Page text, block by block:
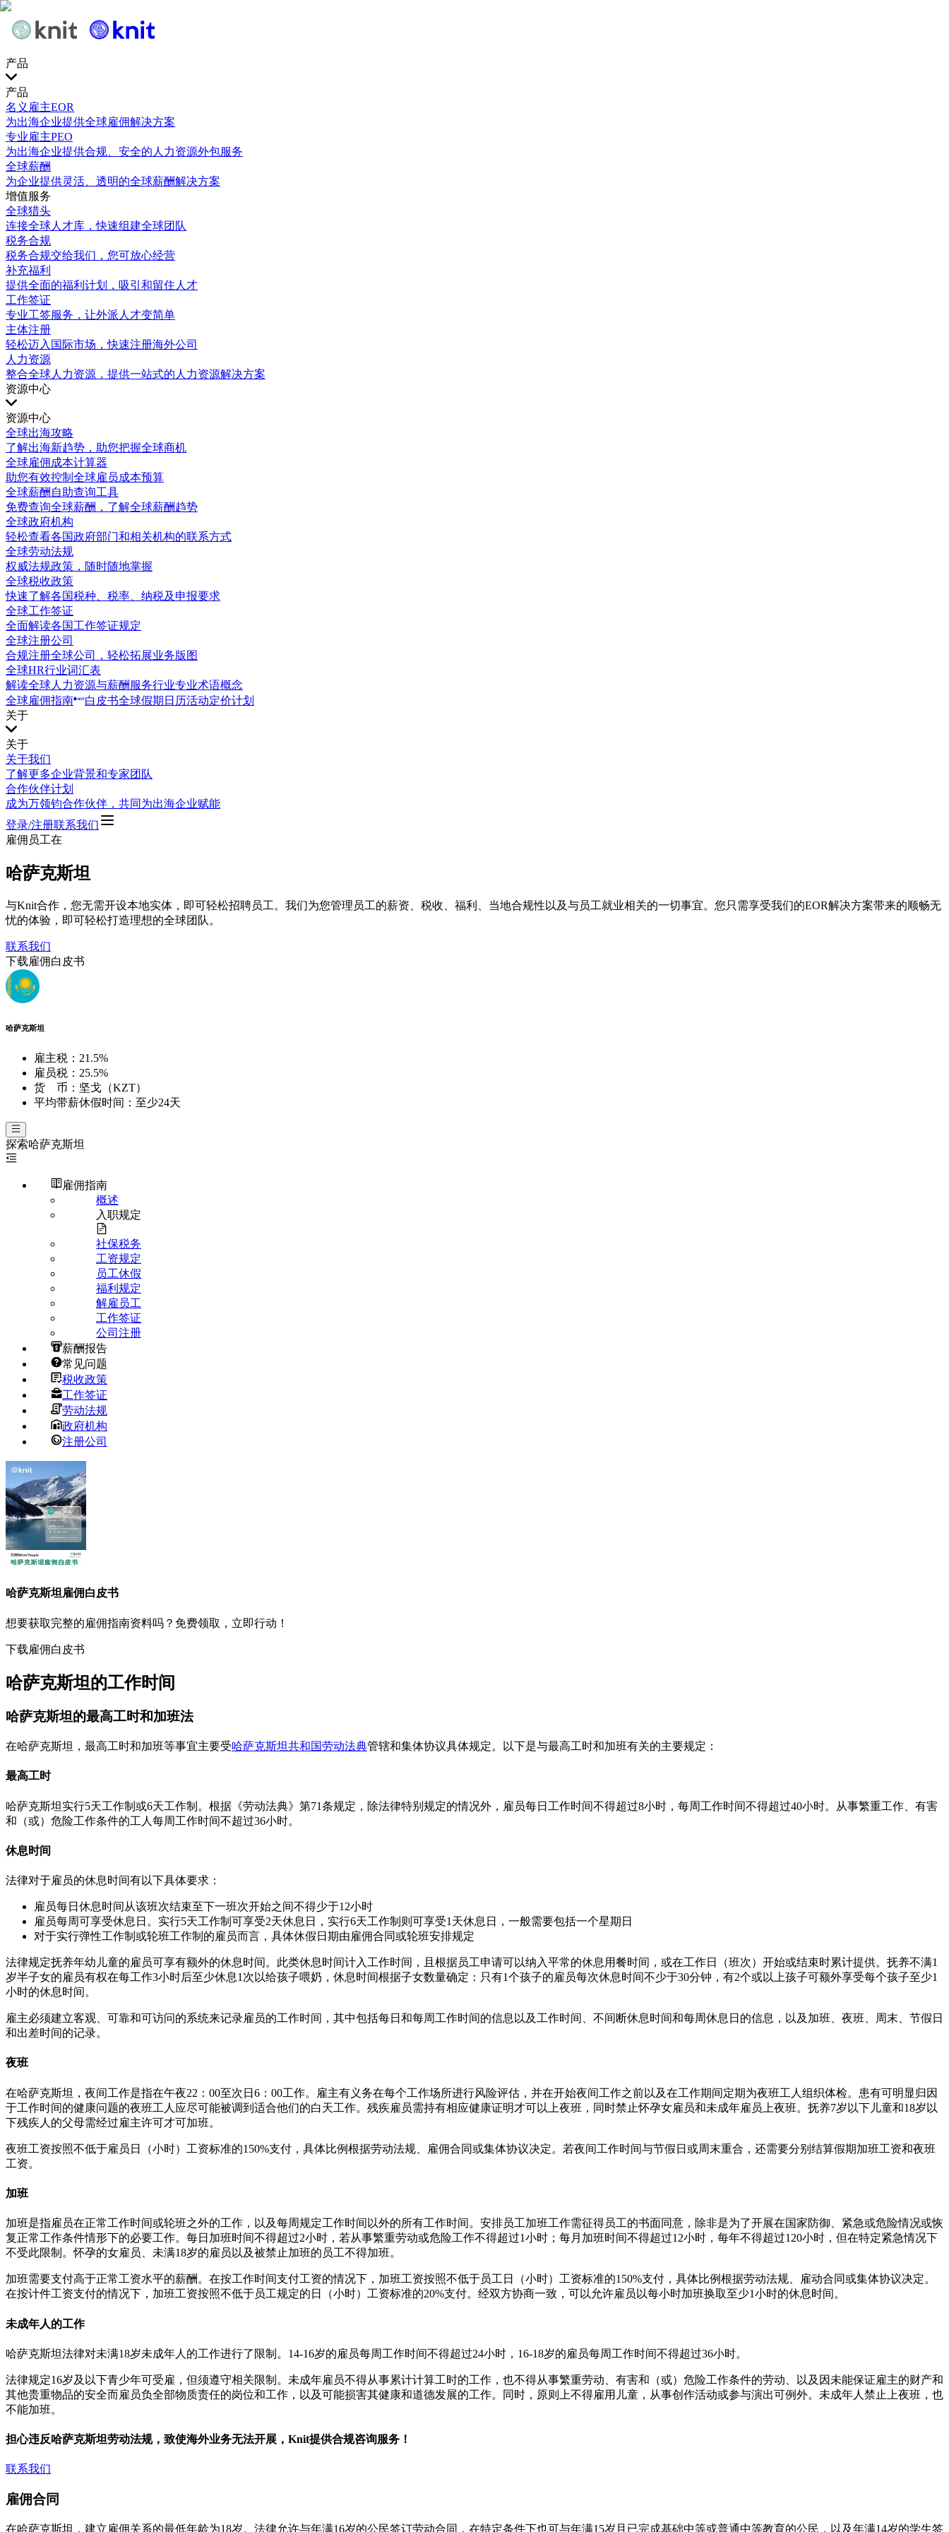
产品
产品
名义雇主EOR
为出海企业提供全球雇佣解决方案
专业雇主PEO
为出海企业提供合规、安全的人力资源外包服务
全球薪酬
为企业提供灵活、透明的全球薪酬解决方案
增值服务
全球猎头
连接全球人才库，快速组建全球团队
税务合规
税务合规交给我们，您可放心经营
补充福利
提供全面的福利计划，吸引和留住人才
工作签证
专业工签服务，让外派人才变简单
主体注册
轻松迈入国际市场，快速注册海外公司
人力资源
整合全球人力资源，提供一站式的人力资源解决方案
资源中心
资源中心
全球出海攻略
了解出海新趋势，助您把握全球商机
全球雇佣成本计算器
助您有效控制全球雇员成本预算
全球薪酬自助查询工具
免费查询全球薪酬，了解全球薪酬趋势
全球政府机构
轻松查看各国政府部门和相关机构的联系方式
全球劳动法规
权威法规政策，随时随地掌握
全球税收政策
快速了解各国税种、税率、纳税及申报要求
全球工作签证
全面解读各国工作签证规定
全球注册公司
合规注册全球公司，轻松拓展业务版图
全球HR行业词汇表
解读全球人力资源与薪酬服务行业专业术语概念
全球雇佣指南
白皮书全球假期日历活动定价计划
关于
关于
关于我们
了解更多企业背景和专家团队
合作伙伴计划
成为万领钧合作伙伴，共同为出海企业赋能
登录/注册联系我们
雇佣员工在
哈萨克斯坦
与Knit合作，您无需开设本地实体，即可轻松招聘员工。我们为您管理员工的薪资、税收、福利、当地合规性以及与员工就业相关的一切事宜。您只需享受我们的EOR解决方案带来的顺畅无
忧的体验，即可轻松打造理想的全球团队。
联系我们
下载雇佣白皮书
哈萨克斯坦
雇主税： 21.5%
雇员税： 25.5%
货 币： 坚戈（KZT）
平均带薪休假时间： 至少24天
探索哈萨克斯坦
雇佣指南
概述
入职规定
社保税务
工资规定
员工休假
福利规定
解雇员工
工作签证
公司注册
薪酬报告
常见问题
税收政策
工作签证
劳动法规
政府机构
注册公司
哈萨克斯坦 雇佣白皮书
想要获取完整的雇佣指南资料吗？免费领取，立即行动！
下载雇佣白皮书
哈萨克斯坦的工作时间
哈萨克斯坦的最高工时和加班法
在哈萨克斯坦，最高工时和加班等事宜主要受哈萨克斯坦共和国劳动法典管辖和集体协议具体规定。以下是与最高工时和加班有关的主要规定：
最高工时
哈萨克斯坦实行5天工作制或6天工作制。根据《劳动法典》第71条规定，除法律特别规定的情况外，雇员每日工作时间不得超过8小时，每周工作时间不得超过40小时。从事繁重工作、有害
和（或）危险工作条件的工人每周工作时间不超过36小时。
休息时间
法律对于雇员的休息时间有以下具体要求：
雇员每日休息时间从该班次结束至下一班次开始之间不得少于12小时
雇员每周可享受休息日。实行5天工作制可享受2天休息日，实行6天工作制则可享受1天休息日，一般需要包括一个星期日
对于实行弹性工作制或轮班工作制的雇员而言，具体休假日期由雇佣合同或轮班安排规定
法律规定抚养年幼儿童的雇员可享有额外的休息时间。此类休息时间计入工作时间，且根据员工申请可以纳入平常的休息用餐时间，或在工作日（班次）开始或结束时累计提供。抚养不满1
岁半子女的雇员有权在每工作3小时后至少休息1次以给孩子喂奶，休息时间根据子女数量确定：只有1个孩子的雇员每次休息时间不少于30分钟，有2个或以上孩子可额外享受每个孩子至少1
小时的休息时间。
雇主必须建立客观、可靠和可访问的系统来记录雇员的工作时间，其中包括每日和每周工作时间的信息以及工作时间、不间断休息时间和每周休息日的信息，以及加班、夜班、周末、节假日
和出差时间的记录。
夜班
在哈萨克斯坦，夜间工作是指在午夜22：00至次日6：00工作。雇主有义务在每个工作场所进行风险评估，并在开始夜间工作之前以及在工作期间定期为夜班工人组织体检。患有可明显归因
于工作时间的健康问题的夜班工人应尽可能被调到适合他们的白天工作。残疾雇员需持有相应健康证明才可以上夜班，同时禁止怀孕女雇员和未成年雇员上夜班。抚养7岁以下儿童和18岁以
下残疾人的父母需经过雇主许可才可加班。
夜班工资按照不低于雇员日（小时）工资标准的150%支付，具体比例根据劳动法规、雇佣合同或集体协议决定。若夜间工作时间与节假日或周末重合，还需要分别结算假期加班工资和夜班
工资。
加班
加班是指雇员在正常工作时间或轮班之外的工作，以及每周规定工作时间以外的所有工作时间。安排员工加班工作需征得员工的书面同意，除非是为了开展在国家防御、紧急或危险情况或恢
复正常工作条件情形下的必要工作。每日加班时间不得超过2小时，若从事繁重劳动或危险工作不得超过1小时；每月加班时间不得超过12小时，每年不得超过120小时，但在特定紧急情况下
不受此限制。怀孕的女雇员、未满18岁的雇员以及被禁止加班的员工不得加班。
加班需要支付高于正常工资水平的薪酬。在按工作时间支付工资的情况下，加班工资按照不低于员工日（小时）工资标准的150%支付，具体比例根据劳动法规、雇动合同或集体协议决定。
在按计件工资支付的情况下，加班工资按照不低于员工规定的日（小时）工资标准的20%支付。经双方协商一致，可以允许雇员以每小时加班换取至少1小时的休息时间。
未成年人的工作
哈萨克斯坦法律对未满18岁未成年人的工作进行了限制。14-16岁的雇员每周工作时间不得超过24小时，16-18岁的雇员每周工作时间不得超过36小时。
法律规定16岁及以下青少年可受雇，但须遵守相关限制。未成年雇员不得从事累计计算工时的工作，也不得从事繁重劳动、有害和（或）危险工作条件的劳动、以及因未能保证雇主的财产和
其他贵重物品的安全而雇员负全部物质责任的岗位和工作，以及可能损害其健康和道德发展的工作。同时，原则上不得雇用儿童，从事创作活动或参与演出可例外。未成年人禁止上夜班，也
不能加班。
担心违反哈萨克斯坦劳动法规，致使海外业务无法开展，Knit提供合规咨询服务！
联系我们
雇佣合同
在哈萨克斯坦，建立雇佣关系的最低年龄为18岁。法律允许与年满16岁的公民签订劳动合同，在特定条件下也可与年满15岁且已完成基础中等或普通中等教育的公民，以及年满14岁的学生签